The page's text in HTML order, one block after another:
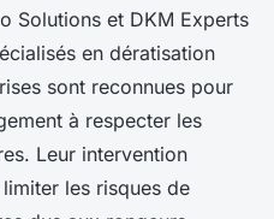
Solutions et DKM Experts
en dératisation
sont reconnues pour
à respecter les
Leur intervention
les risques de